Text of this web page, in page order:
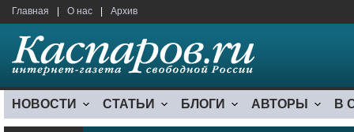
Главная О нас Архив
НОВОСТИ СТАТЬИ БЛОГИ АВТОРЫ В